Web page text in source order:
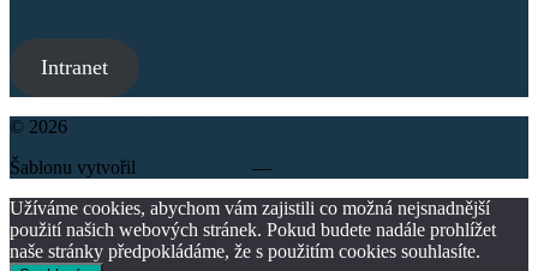
Intranet
© 2026
Šablonu vytvořil
—
Užíváme cookies, abychom vám zajistili co možná nejsnadnější
použití našich webových stránek. Pokud budete nadále prohlížet
naše stránky předpokládáme, že s použitím cookies souhlasíte.